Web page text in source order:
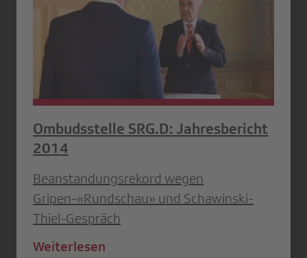
Ombudsstelle SRG.D: Jahresbericht
2014
Beanstandungsrekord wegen
Gripen-«Rundschau» und Schawinski-
Thiel-Gespräch
Weiterlesen